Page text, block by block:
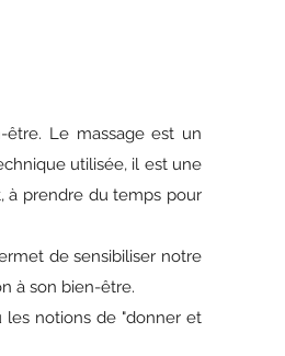
Le massage est un
utilisée, il est une
à prendre du temps pour
de sensibiliser notre
à son bien-être.
les notions de "donner et